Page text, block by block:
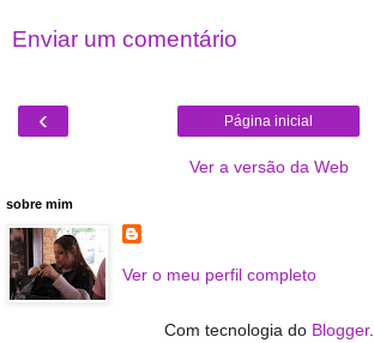
Enviar um comentário
‹ Página inicial
Ver a versão da Web
sobre mim
Ver o meu perfil completo
Com tecnologia do Blogger.